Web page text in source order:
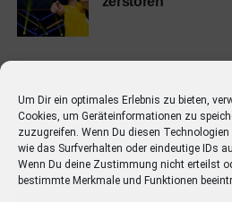
Um Dir ein optimales Erlebnis zu bieten,
Cookies, um Geräteinformationen zu
zuzugreifen. Wenn Du diesen
wie das Surfverhalten oder eindeutige IDs
Wenn Du deine Zustimmung nicht erteilst
bestimmte Merkmale und Funktionen
STARS 4 years ago
Barbara
von “Verstehen